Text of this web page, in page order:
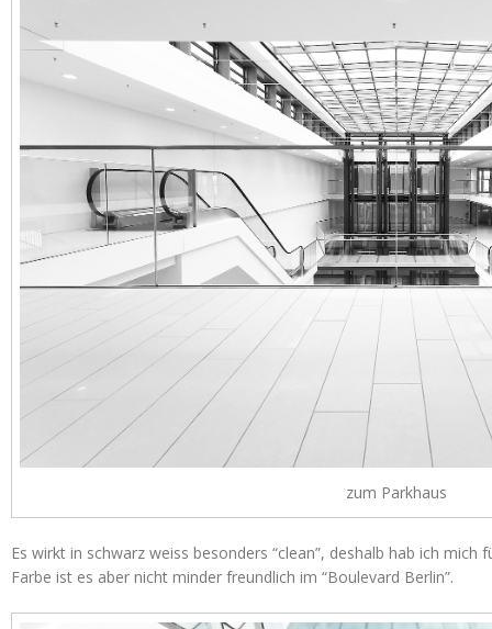
zum Parkhaus
Es wirkt in schwarz weiss besonders “clean”, deshalb hab ich mich
Farbe ist es aber nicht minder freundlich im “Boulevard Berlin”.